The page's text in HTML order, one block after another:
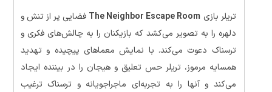
تریلر بازی The Neighbor Escape Room فضایی پر از تنش و
دلهره را به تصویر می‌کشد که بازیکنان را به چالش‌های فکری و
ترسناک دعوت می‌کند. با نمایش معماهای پیچیده و تهدید
همسایه مرموز، تریلر حس تعلیق و هیجان را در بیننده ایجاد
می‌کند و آنها را به تجربه‌ای ماجراجویانه و ترسناک ترغیب